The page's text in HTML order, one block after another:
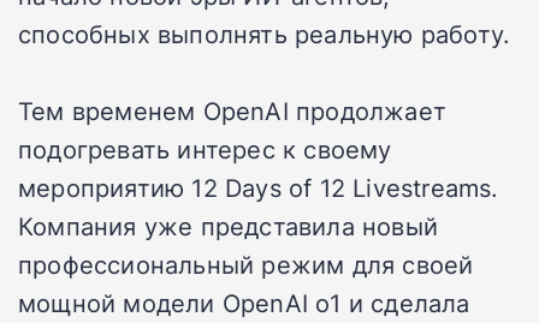
способных выполнять реальную работу.
Тем временем OpenAI продолжает
подогревать интерес к своему
мероприятию 12 Days of 12 Livestreams.
Компания уже представила новый
профессиональный режим для своей
мощной модели OpenAI o1 и сделала